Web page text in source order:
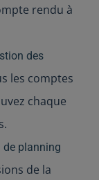
rendu à
des
les comptes
chaque
de planning
de la